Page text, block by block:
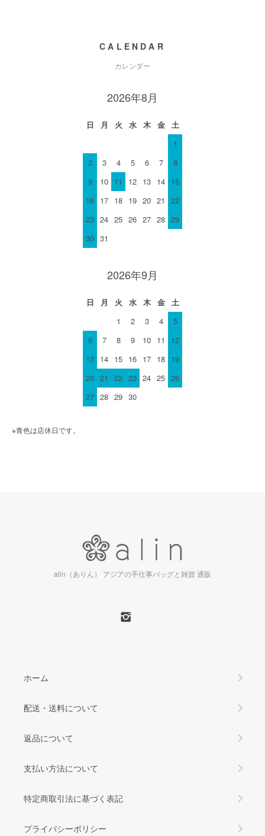
CALENDAR
カレンダー
2026年8月
日 月 火 水 木 金
土
1
2
3 4 5 6 7
8
9
10 11 12 13 14 15
16 17 18 19 20 21
22
23 24 25 26 27 28 29
30 31
2026年9月
日 月 火 水 木 金
土
1
2 3 4
5
6
7 8 9 10 11
12
13 14 15 16 17 18 19
20 21 22 23 24 25 26
27 28 29 30
※青色は店休日です。
alin（ありん） アジアの手仕事バッグと雑貨 通販
ホーム
配送・送料について
返品について
支払い方法について
特定商取引法に基づく表記
プライバシーポリシー